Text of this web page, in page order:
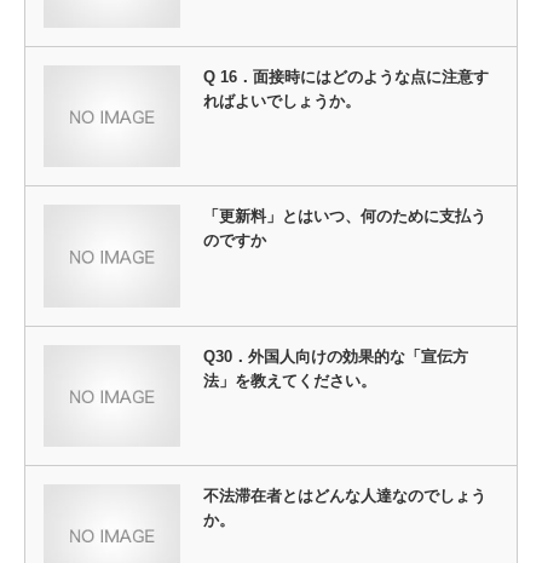
Q 16．面接時にはどのような点に注意す
ればよいでしょうか。
「更新料」とはいつ、何のために支払う
のですか
Q30．外国人向けの効果的な「宣伝方
法」を教えてください。
不法滞在者とはどんな人達なのでしょう
か。